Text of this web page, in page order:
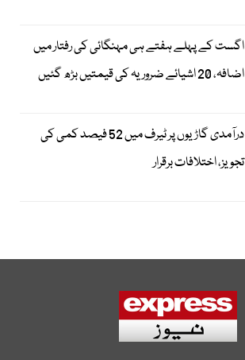
اگست کے پہلے ہفتے ہی مہنگائی کی رفتار میں
اضافہ، 20 اشیائے ضروریہ کی قیمتیں بڑھ گئیں
درآمدی گاڑیوں پر ٹیرف میں 52 فیصد کمی کی
تجویز، اختلافات برقرار